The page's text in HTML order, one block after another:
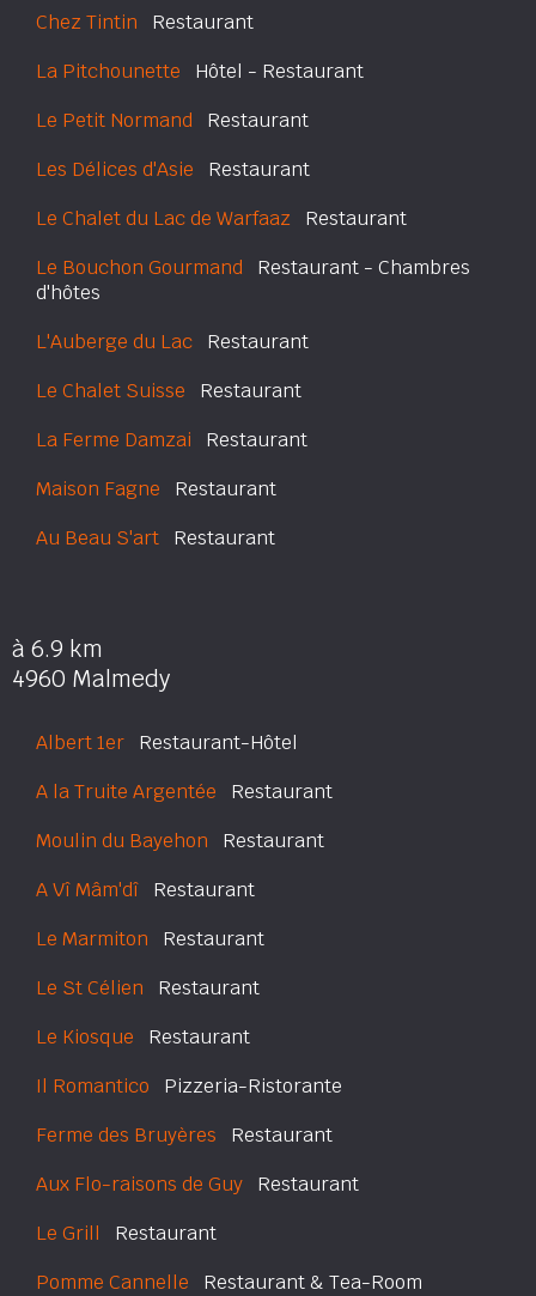
Chez Tintin Restaurant
La Pitchounette Hôtel - Restaurant
Le Petit Normand Restaurant
Les Délices d'Asie Restaurant
Le Chalet du Lac de Warfaaz Restaurant
Le Bouchon Gourmand Restaurant - Chambres
d'hôtes
L'Auberge du Lac Restaurant
Le Chalet Suisse Restaurant
La Ferme Damzai Restaurant
Maison Fagne Restaurant
Au Beau S'art Restaurant
à 6.9 km
4960 Malmedy
Albert 1er Restaurant-Hôtel
A la Truite Argentée Restaurant
Moulin du Bayehon Restaurant
A Vî Mâm'dî Restaurant
Le Marmiton Restaurant
Le St Célien Restaurant
Le Kiosque Restaurant
Il Romantico Pizzeria-Ristorante
Ferme des Bruyères Restaurant
Aux Flo-raisons de Guy Restaurant
Le Grill Restaurant
Pomme Cannelle Restaurant & Tea-Room